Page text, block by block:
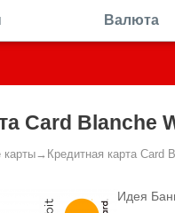
Валюта
Card Blanche
карты→ Кредитная карта Card
Идея